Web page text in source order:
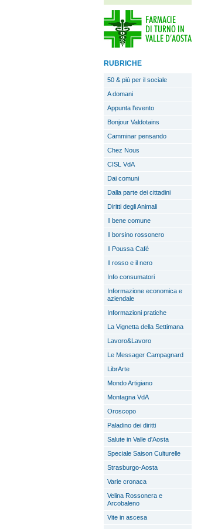
RUBRICHE
50 & più per il sociale
A domani
Appunta l'evento
Bonjour Valdotains
Camminar pensando
Chez Nous
CISL VdA
Dai comuni
Dalla parte dei cittadini
Diritti degli Animali
Il bene comune
Il borsino rossonero
Il Poussa Café
Il rosso e il nero
Info consumatori
Informazione economica e
aziendale
Informazioni pratiche
La Vignetta della Settimana
Lavoro&Lavoro
Le Messager Campagnard
LibrArte
Mondo Artigiano
Montagna VdA
Oroscopo
Paladino dei diritti
Salute in Valle d'Aosta
Speciale Saison Culturelle
Strasburgo-Aosta
Varie cronaca
Velina Rossonera e
Arcobaleno
Vite in ascesa